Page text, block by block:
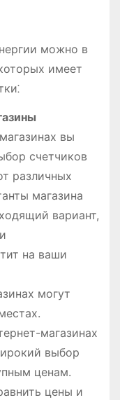
можно в
имеет
вы
счетчиков
различных
магазина
вариант,
на ваши
могут
магазинах
выбор
ценам.
цены и